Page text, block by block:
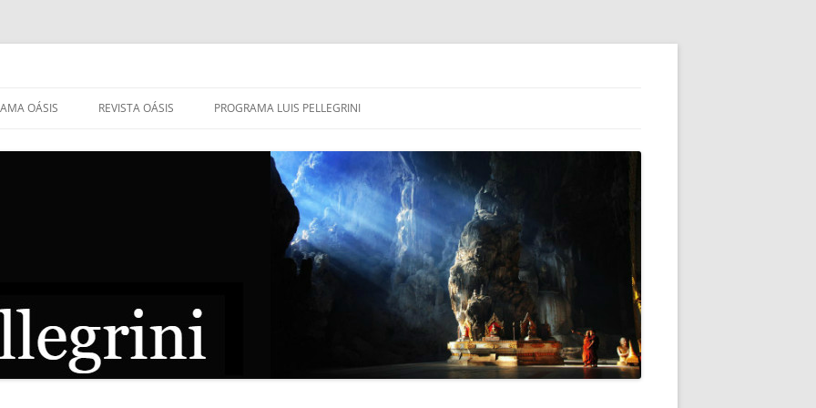
OÁSIS REVISTA OÁSIS PROGRAMA LUIS PELLEGRINI